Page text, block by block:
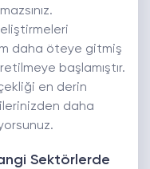
daha öteye gitmiş
başlamıştır.
en derin
daha
Sektörlerde